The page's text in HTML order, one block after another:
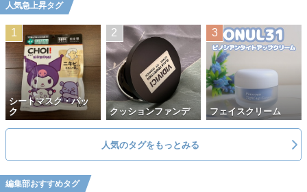
人気急上昇タグ
シートマスク・パッ
ク
クッションファンデ フェイスクリーム
人気のタグをもっとみる
編集部おすすめタグ